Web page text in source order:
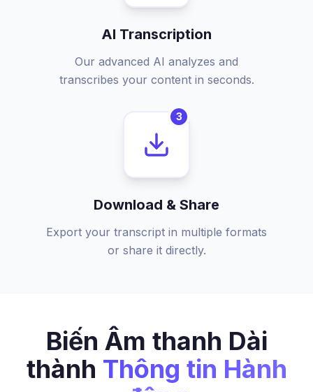
AI Transcription
Our advanced AI analyzes and
transcribes your content in seconds.
3
Download & Share
Export your transcript in multiple formats
or share it directly.
Biến Âm thanh Dài
thành Thông tin Hành